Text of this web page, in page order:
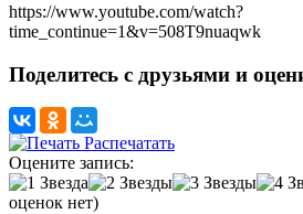
https://www.youtube.com/watch?
time_continue=1&v=508T9nuaqwk
Поделитесь с друзьями и
Распечатать
Оцените запись:
оценок нет)